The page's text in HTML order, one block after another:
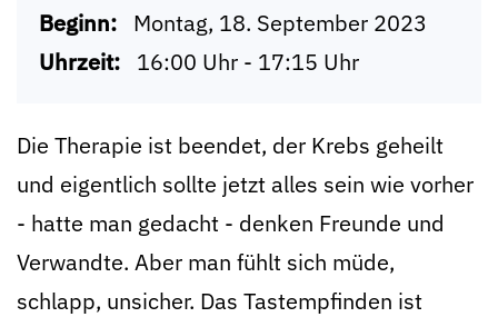
Beginn: Montag, 18. September 2023
Uhrzeit: 16:00 Uhr - 17:15 Uhr
Die Therapie ist beendet, der Krebs geheilt
und eigentlich sollte jetzt alles sein wie vorher
- hatte man gedacht - denken Freunde und
Verwandte. Aber man fühlt sich müde,
schlapp, unsicher. Das Tastempfinden ist